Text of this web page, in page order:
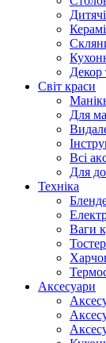
Декор
Світ краси
Для
Всі
Для
Техніка
Ваги
Аксесуари